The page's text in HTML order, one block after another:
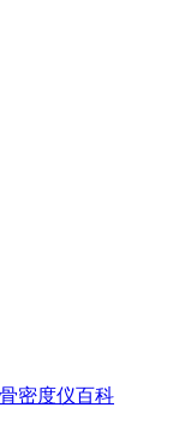
骨密度仪百科